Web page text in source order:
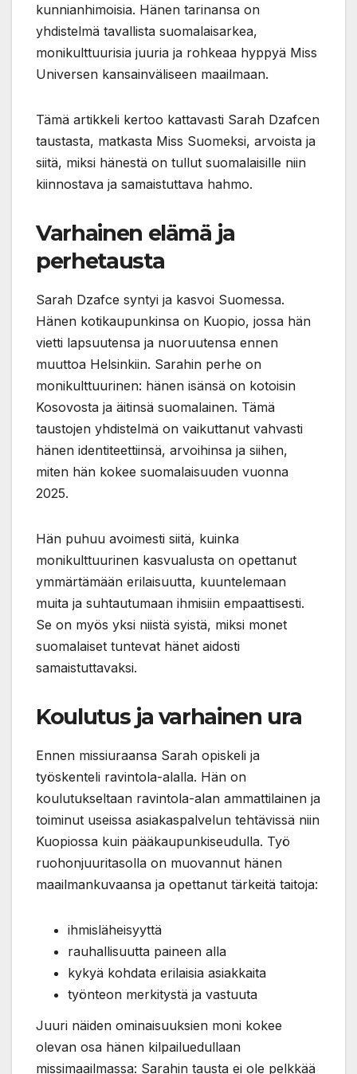
kunnianhimoisia. Hänen tarinansa on
yhdistelmä tavallista suomalaisarkea,
monikulttuurisia juuria ja rohkeaa hyppyä Miss
Universen kansainväliseen maailmaan.
Tämä artikkeli kertoo kattavasti Sarah Dzafcen
taustasta, matkasta Miss Suomeksi, arvoista ja
siitä, miksi hänestä on tullut suomalaisille niin
kiinnostava ja samaistuttava hahmo.
Varhainen elämä ja
perhetausta
Sarah Dzafce syntyi ja kasvoi Suomessa.
Hänen kotikaupunkinsa on Kuopio, jossa hän
vietti lapsuutensa ja nuoruutensa ennen
muuttoa Helsinkiin. Sarahin perhe on
monikulttuurinen: hänen isänsä on kotoisin
Kosovosta ja äitinsä suomalainen. Tämä
taustojen yhdistelmä on vaikuttanut vahvasti
hänen identiteettiinsä, arvoihinsa ja siihen,
miten hän kokee suomalaisuuden vuonna
2025.
Hän puhuu avoimesti siitä, kuinka
monikulttuurinen kasvualusta on opettanut
ymmärtämään erilaisuutta, kuuntelemaan
muita ja suhtautumaan ihmisiin empaattisesti.
Se on myös yksi niistä syistä, miksi monet
suomalaiset tuntevat hänet aidosti
samaistuttavaksi.
Koulutus ja varhainen ura
Ennen missiuraansa Sarah opiskeli ja
työskenteli ravintola-alalla. Hän on
koulutukseltaan ravintola-alan ammattilainen ja
toiminut useissa asiakaspalvelun tehtävissä niin
Kuopiossa kuin pääkaupunkiseudulla. Työ
ruohonjuuritasolla on muovannut hänen
maailmankuvaansa ja opettanut tärkeitä taitoja:
ihmisläheisyyttä
rauhallisuutta paineen alla
kykyä kohdata erilaisia asiakkaita
työnteon merkitystä ja vastuuta
Juuri näiden ominaisuuksien moni kokee
olevan osa hänen kilpailuedullaan
missimaailmassa: Sarahin tausta ei ole pelkkää